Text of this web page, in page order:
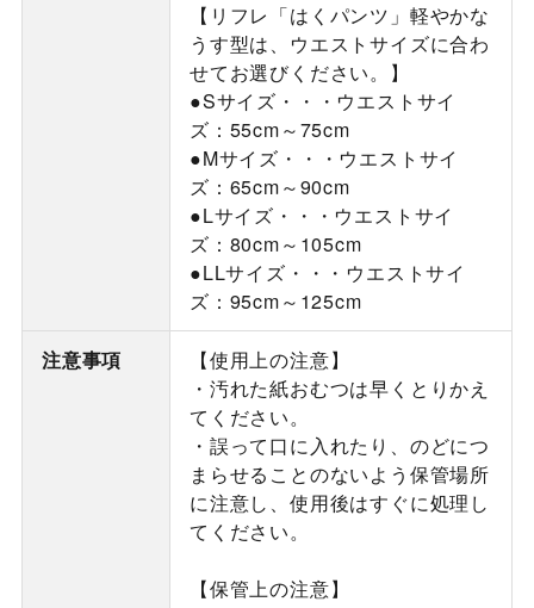
【リフレ「はくパンツ」軽やかな
うす型は、ウエストサイズに合わ
せてお選びください。】
●Sサイズ・・・ウエストサイ
ズ：55cm～75cm
●Mサイズ・・・ウエストサイ
ズ：65cm～90cm
●Lサイズ・・・ウエストサイ
ズ：80cm～105cm
●LLサイズ・・・ウエストサイ
ズ：95cm～125cm
注意事項
【使用上の注意】
・汚れた紙おむつは早くとりかえ
てください。
・誤って口に入れたり、のどにつ
まらせることのないよう保管場所
に注意し、使用後はすぐに処理し
てください。
【保管上の注意】